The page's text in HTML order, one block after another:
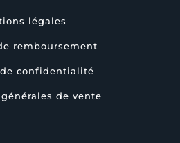
légales
remboursement
confidentialité
de vente